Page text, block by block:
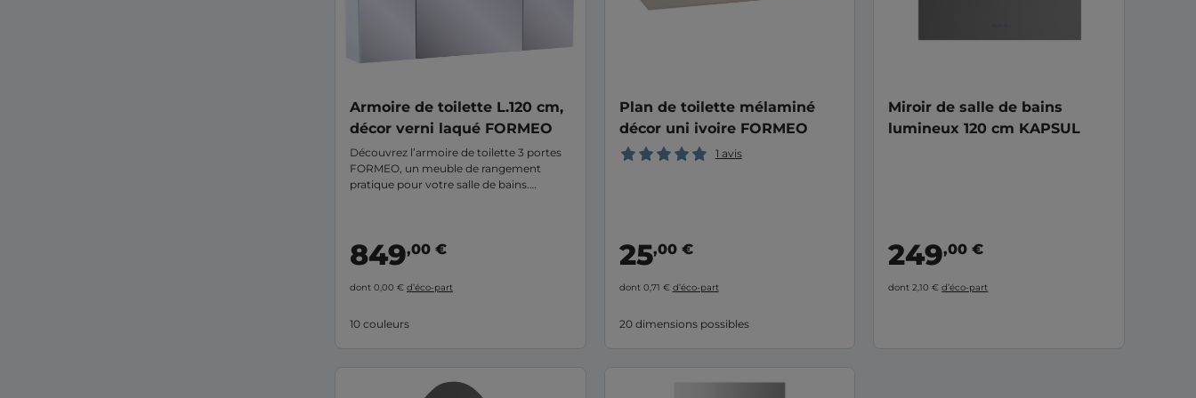
Armoire de toilette L.120 cm,
décor verni laqué FORMEO
Découvrez l’armoire de toilette 3 portes
FORMEO, un meuble de rangement
pratique pour votre salle de bains.
installée, vous ne pourrez plus vous en
passer !
849,00 €
dont 0,00 € d’éco-part
10 couleurs
Plan de toilette mélaminé
décor uni ivoire FORMEO
1 avis
25,00 €
dont 0,71 € d’éco-part
20 dimensions possibles
Miroir de salle de bains
lumineux 120 cm KAPSUL
249,00 €
dont 2,10 €d’éco-part